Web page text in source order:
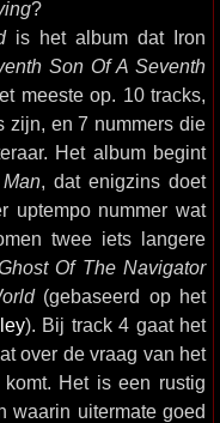
?
is het album dat Iron
Son Of A Seventh
meeste op. 10 tracks,
zijn, en 7 nummers die
Het album begint
, dat enigzins doet
uptempo nummer wat
twee iets langere
Of The Navigator
(gebaseerd op het
). Bij track 4 gaat het
over de vraag van het
Het is een rustig
waarin uitermate goed